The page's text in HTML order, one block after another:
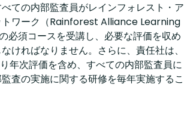
ての内部監査員がレインフォレスト・ア
トワーク（Rainforest Alliance Learning
須コースを受講し、必要な評価を収め
ければなりません。さらに、責任社は、
年次評価を含め、すべての内部監査員に
査の実施に関する研修を毎年実施するこ